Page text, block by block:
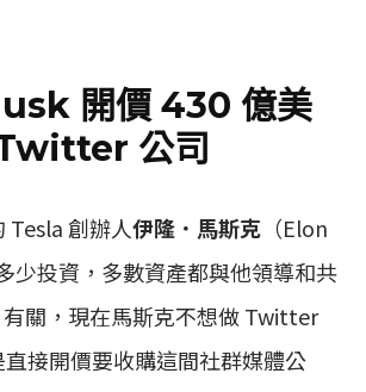
開價 430 億美
公司
Tesla 創辦人伊隆．馬斯克 （Elon
少投資，多數資產都與他領導和共
關，現在馬斯克不想做 Twitter
接開價要收購這間社群媒體公